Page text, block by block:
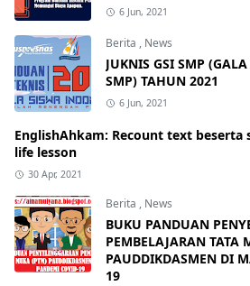
6 Jun, 2021
Berita , News
JUKNIS GSI SMP
SMP) TAHUN 2021
6 Jun, 2021
EnglishAhkam: Recount text beserta
life lesson
30 Apr, 2021
Berita , News
BUKU PANDUAN
PEMBELAJARAN TATA
PAUDDIKDASMEN DI
19